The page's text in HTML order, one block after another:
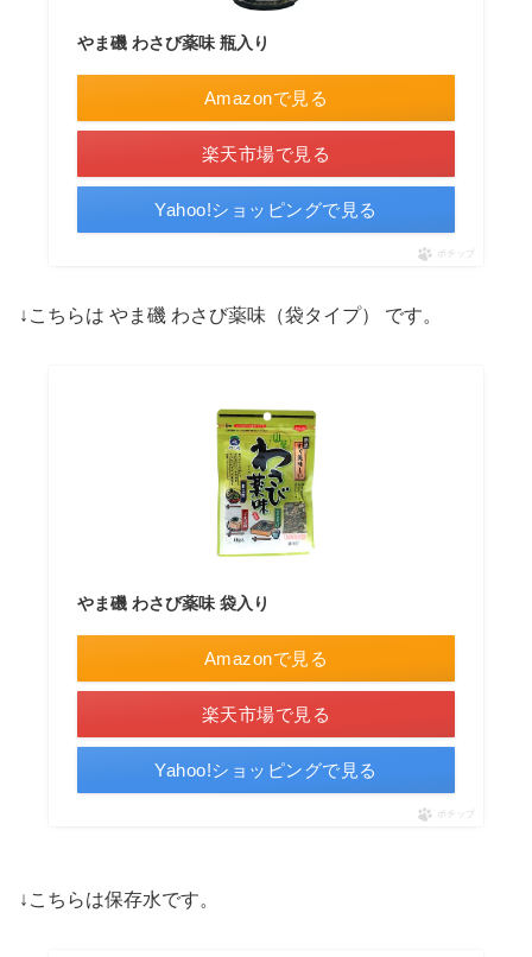
やま磯 わさび薬味 瓶入り
Amazonで見る
楽天市場で見る
Yahoo!ショッピングで見る
ポチップ
↓こちらは やま磯 わさび薬味（袋タイプ） です。
やま磯 わさび薬味 袋入り
Amazonで見る
楽天市場で見る
Yahoo!ショッピングで見る
ポチップ
↓こちらは保存水です。